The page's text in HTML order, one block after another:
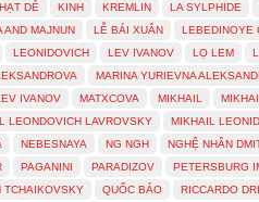
DẺ KINH KREMLIN
LA SYLPHIDE
AND MAJNUN LỄ BÁI XUÂN
LEBEDINOYE
LEONIDOVICH LEV IVANOV LỌ LEM
MARINA YURIEVNA
IVANOV
MATXCOVA MIKHAIL
LEONDOVICH LAVROVSKY
MIKHAIL
NEBESNAYA NG NGH
NGHỆ NHÂN
PAGANINI PARADIZOV
PETERSBURG
TCHAIKOVSKY QUỐC BẢO
RICCARDO